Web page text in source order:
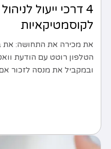
4 דרכי ייעול
לקוסמטיקאיות
את מכירה את התחושה: את
הטלפון רוטט עם הודעת
ובמקביל את מנסה לזכור